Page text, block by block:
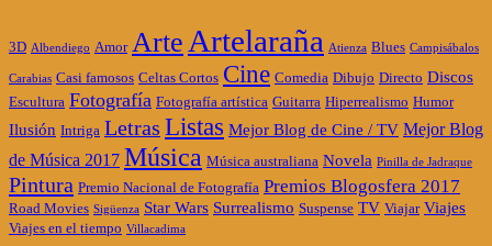
3D Albendiego Amor Arte Artelaraña Atienza Blues Campisábalos
Carabias Casi famosos Celtas Cortos Cine Comedia Dibujo Directo Discos
Escultura Fotografía Fotografía artística Guitarra Hiperrealismo Humor
Ilusión Intriga Letras Listas Mejor Blog de Cine / TV Mejor Blog
de Música 2017 Música Música australiana Novela Pinilla de Jadraque
Pintura Premio Nacional de Fotografía Premios Blogosfera 2017
Road Movies Sigüenza Star Wars Surrealismo Suspense TV Viajar Viajes
Viajes en el tiempo Villacadima